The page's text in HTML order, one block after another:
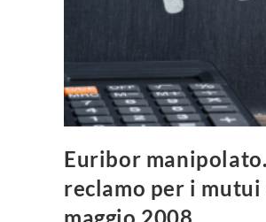
Euribor
reclamo per i